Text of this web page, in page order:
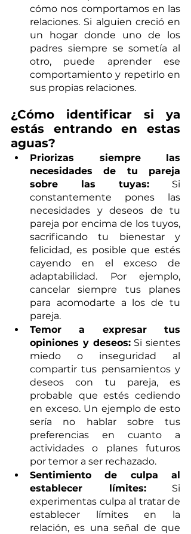
cómo nos comportamos en las
relaciones. Si alguien creció en
un hogar donde uno de los
padres siempre se sometía al
otro, puede aprender ese
comportamiento y repetirlo en
sus propias relaciones.
¿Cómo identificar si ya
estás entrando en estas
aguas?
Priorizas siempre las
necesidades de tu pareja
sobre las tuyas: Si
constantemente pones las
necesidades y deseos de tu
pareja por encima de los tuyos,
sacrificando tu bienestar y
felicidad, es posible que estés
cayendo en el exceso de
adaptabilidad. Por ejemplo,
cancelar siempre tus planes
para acomodarte a los de tu
pareja.
Temor a expresar tus
opiniones y deseos: Si sientes
miedo o inseguridad al
compartir tus pensamientos y
deseos con tu pareja, es
probable que estés cediendo
en exceso. Un ejemplo de esto
sería no hablar sobre tus
preferencias en cuanto a
actividades o planes futuros
por temor a ser rechazado.
Sentimiento de culpa al
establecer límites: Si
experimentas culpa al tratar de
establecer límites en la
relación, es una señal de que